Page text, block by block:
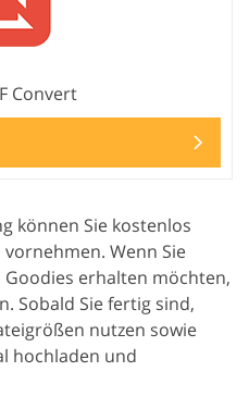
Convert
können Sie kostenlos
Wenn Sie
erhalten möchten,
Sobald Sie fertig sind,
nutzen sowie
hochladen und